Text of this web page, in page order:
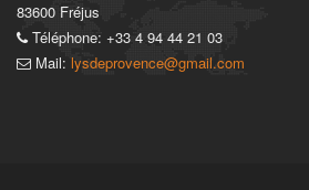
83600 Fréjus
Téléphone: +33 4 94 44 21 03
Mail: lysdeprovence@gmail.com